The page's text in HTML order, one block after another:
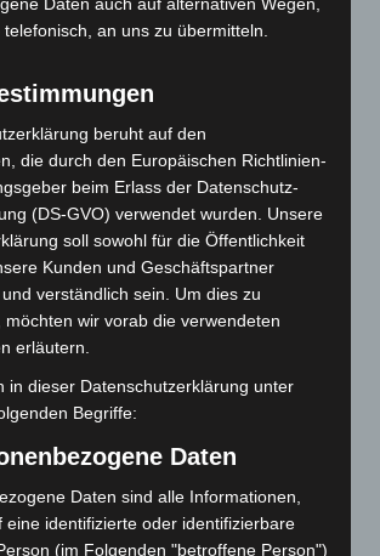
werden, welche jeweils
Veranstaltung angepasst sind.
Klimaanpassungspläne
anzupassen und damit die
Auswirkungen für alle Menschen
die Landeshauptstadt Hannover seit
zum Klimawandel“. Sie
der Stadt während
und beinhaltet Maßnahmen
der Gesundheitsgefährdung. Um die
wurden städtische Dächer
ein Förderprogramm zur Dach-
geschaffen. Die
Hannover fördert zudem
und ersetzt sukzessive an
es möglich ist, Pflaster und Asphalt
Daten auch auf alternativen Wegen,
telefonisch, an uns zu übermitteln.
beruht auf den
die durch den Europäischen Richtlinien-
beim Erlass der Datenschutz-
(DS-GVO) verwendet wurden. Unsere
soll sowohl für die Öffentlichkeit
Kunden und Geschäftspartner
verständlich sein. Um dies zu
möchten wir vorab die verwendeten
erläutern.
in dieser Datenschutzerklärung unter
Begriffe:
Daten
Daten sind alle Informationen,
eine identifizierte oder identifizierbare
(im Folgenden "betroffene Person")